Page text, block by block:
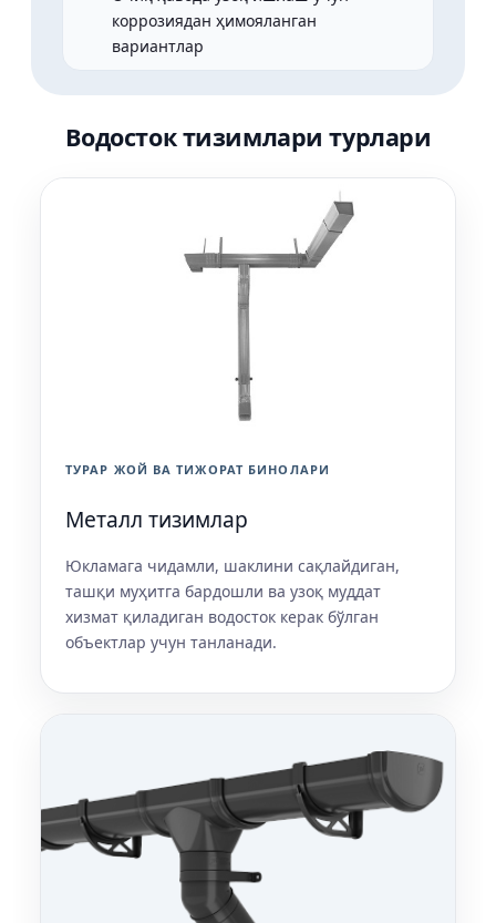
коррозиядан ҳимояланган
вариантлар
Водосток тизимлари турлари
ТУРАР ЖОЙ ВА ТИЖОРАТ БИНОЛАРИ
Металл тизимлар
Юкламага чидамли, шаклини сақлайдиган,
ташқи муҳитга бардошли ва узоқ муддат
хизмат қиладиган водосток керак бўлган
объектлар учун танланади.